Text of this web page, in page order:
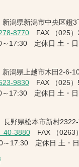
潟県新潟市中央区鐙3
8770 FAX
（025
～17:30 定休日 土・日
潟県上越市木田2-6-
9830 FAX
（025
～17:30 定休日 土・日
野県松本市新村
40-3880FAX
（
～17:30 定休日 土・